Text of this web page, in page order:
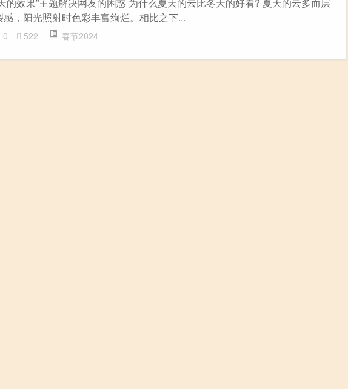
，阳光照射时色彩丰富绚烂。相比之下...
0 522 春节2024